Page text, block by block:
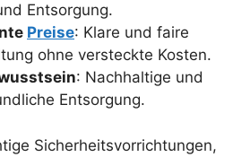
Entsorgung.
Preise: Klare und faire
ohne versteckte Kosten.
: Nachhaltige und
Entsorgung.
Sicherheitsvorrichtungen,